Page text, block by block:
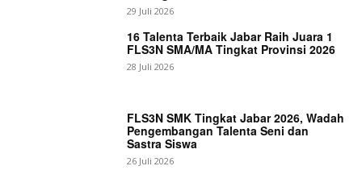
29 Juli 2026
16 Talenta Terbaik Jabar Raih Juara 1
FLS3N SMA/MA Tingkat Provinsi 2026
28 Juli 2026
FLS3N SMK Tingkat Jabar 2026, Wadah
Pengembangan Talenta Seni dan
Sastra Siswa
26 Juli 2026